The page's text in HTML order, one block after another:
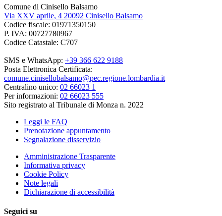
Comune di Cinisello Balsamo
Via XXV aprile, 4 20092 Cinisello Balsamo
Codice fiscale: 01971350150
P. IVA: 00727780967
Codice Catastale: C707
SMS e WhatsApp: +39 366 622 9188
Posta Elettronica Certificata:
comune.cinisellobalsamo@pec.regione.lombardia.it
Centralino unico: 02 66023 1
Per informazioni: 02 66023 555
Sito registrato al Tribunale di Monza n. 2022
Leggi le FAQ
Prenotazione appuntamento
Segnalazione disservizio
Amministrazione Trasparente
Informativa privacy
Cookie Policy
Note legali
Dichiarazione di accessibilità
Seguici su